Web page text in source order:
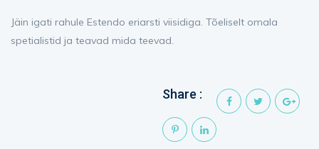
Jäin igati rahule Estendo eriarsti viisidiga. Tõeliselt omala
spetialistid ja teavad mida teevad.
Share :